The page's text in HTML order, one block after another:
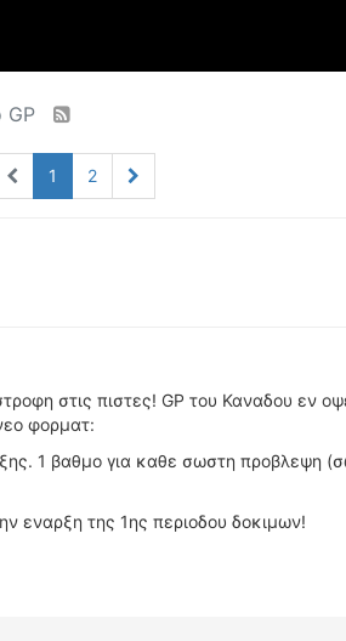
GP
1 2
στις πιστες! GP του Καναδου εν
φορματ:
1 βαθμο για καθε σωστη προβλεψη
εναρξη της 1ης περιοδου δοκιμων!